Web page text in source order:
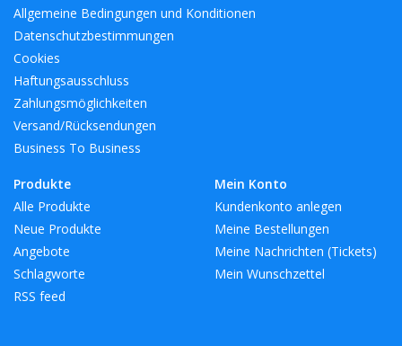
Allgemeine Bedingungen und Konditionen
Datenschutzbestimmungen
Cookies
Haftungsausschluss
Zahlungsmöglichkeiten
Versand/Rücksendungen
Business To Business
Produkte
Alle Produkte
Neue Produkte
Angebote
Schlagworte
RSS feed
Mein Konto
Kundenkonto anlegen
Meine Bestellungen
Meine Nachrichten (Tickets)
Mein Wunschzettel